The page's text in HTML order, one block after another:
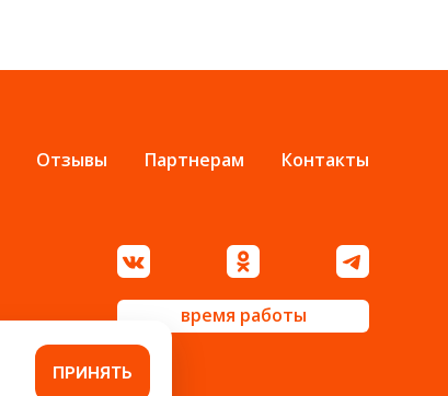
Отзывы Партнерам Контакты
время работы
ПРИНЯТЬ